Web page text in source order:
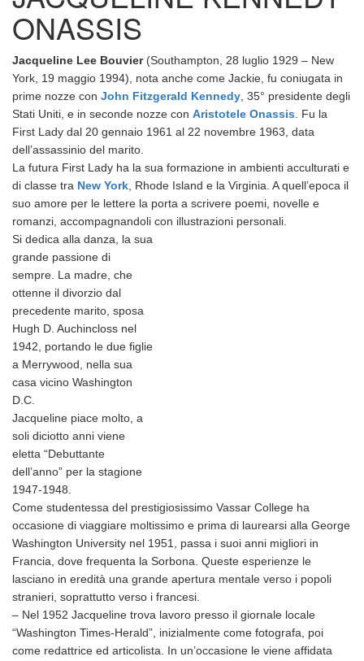
ONASSIS
Jacqueline Lee Bouvier (Southampton, 28 luglio 1929 – New
York, 19 maggio 1994), nota anche come Jackie, fu coniugata in
prime nozze con John Fitzgerald Kennedy, 35° presidente degli
Stati Uniti, e in seconde nozze con Aristotele Onassis. Fu la
First Lady dal 20 gennaio 1961 al 22 novembre 1963, data
dell’assassinio del marito.
La futura First Lady ha la sua formazione in ambienti acculturati e
di classe tra New York, Rhode Island e la Virginia. A quell’epoca il
suo amore per le lettere la porta a scrivere poemi, novelle e
romanzi, accompagnandoli con illustrazioni personali.
Si dedica alla danza, la sua
grande passione di
sempre. La madre, che
ottenne il divorzio dal
precedente marito, sposa
Hugh D. Auchincloss nel
1942, portando le due figlie
a Merrywood, nella sua
casa vicino Washington
D.C.
Jacqueline piace molto, a
soli diciotto anni viene
eletta “Debuttante
dell’anno” per la stagione
1947-1948.
Come studentessa del prestigiosissimo Vassar College ha
occasione di viaggiare moltissimo e prima di laurearsi alla George
Washington University nel 1951, passa i suoi anni migliori in
Francia, dove frequenta la Sorbona. Queste esperienze le
lasciano in eredità una grande apertura mentale verso i popoli
stranieri, soprattutto verso i francesi.
– Nel 1952 Jacqueline trova lavoro presso il giornale locale
“Washington Times-Herald”, inizialmente come fotografa, poi
come redattrice ed articolista. In un’occasione le viene affidata